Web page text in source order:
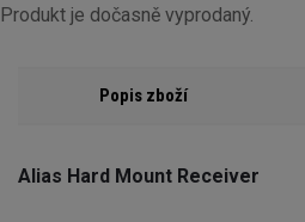
Produkt je dočasně vyprodaný.
Popis zboží
Alias Hard Mount Receiver